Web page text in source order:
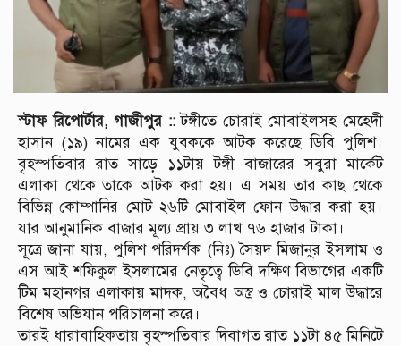
স্টাফ রিপোর্টার, গাজীপুর ::টঙ্গীতে চোরাই মোবাইলসহ মেহেদী
হাসান (১৯) নামের এক যুবককে আটক করেছে ডিবি পুলিশ।
বৃহস্পতিবার রাত সাড়ে ১১টায় টঙ্গী বাজারের সবুরা মার্কেট
এলাকা থেকে তাকে আটক করা হয়। এ সময় তার কাছ থেকে
বিভিন্ন কোম্পানির মোট ২৬টি মোবাইল ফোন উদ্ধার করা হয়।
যার আনুমানিক বাজার মূল্য প্রায় ৩ লাখ ৭৬ হাজার টাকা।
সূত্রে জানা যায়, পুলিশ পরিদর্শক (নিঃ) সৈয়দ মিজানুর ইসলাম ও
এস আই শফিকুল ইসলামের নেতৃত্বে ডিবি দক্ষিণ বিভাগের একটি
টিম মহানগর এলাকায় মাদক, অবৈধ অস্ত্র ও চোরাই মাল উদ্ধারে
বিশেষ অভিযান পরিচালনা করে।
তারই ধারাবাহিকতায় বৃহস্পতিবার দিবাগত রাত ১১টা ৪৫ মিনিটে